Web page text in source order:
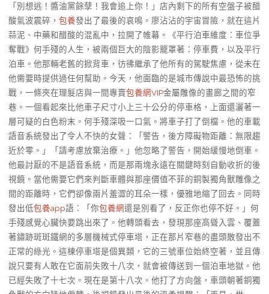
「別想逃！醬油黨餘孽！我會追上你！」店內剩下的所有空盤子被醋
酸氣波震碎， 包養發出了最後的哀鳴。廖沾沾的宇宙冒險，就在這片
蒜泥、中藥和醋酸的混亂中，拉開了帷幕。《平行泊車維度：車位爭
奪戰》何手殘的人生，被兩個巨大的陰影籠罩著：停車費，以及平行
泊車。他那輛老舊的掀背車，彷彿繼承了他所有的駕駛焦慮，從未在
他需要時提供過任何幫助。今天，他面臨的是城市傳說中最恐怖的挑
戰，一條夾在理髮店與一間專賣包養網VIP金屬雕像的畫廊之間的窄
巷。一個看起來比他車子尺寸小上三十公分的停車格，上面還灑著一
層可疑的白色粉末。何手殘深吸一口氣。將車子打了倒檔。他的車載
語音系統發出了令人不快的女聲：「警告，後方障礙物距離：無限趨
近於零。」「請考慮放棄治療。」他忽略了警告，開始緩慢地倒車。
他最討厭的不是語音系統，而是那兩塊永遠在關鍵時刻自動收折的後
視鏡。當他需要它們來判斷車體與那座價值不菲的銅製獨角獸雕像之
間的距離時，它們卻像兩片羞澀的耳朵一樣，優雅地縮了回去。同時
發出低包養app語：「你包養網還是別看了，反正你也停不好。」何
手殘感覺心臟快要跳出來了。他轉頭看去，發現那座高聳入雲、覆蓋
著鏽跡斑斑鐵網的多層機械式停車塔，正在那片窄巷的盡頭散發出不
正常的綠光。這棟停車塔是個異類，它的三號車位始終空著，並且傳
說只要有人敢在它面前失敗十八次，就會被傳送到一個泊車地獄。他
已經失敗了十七次。現在是第十八次。他打了方向盤，車頭朝著銅獨